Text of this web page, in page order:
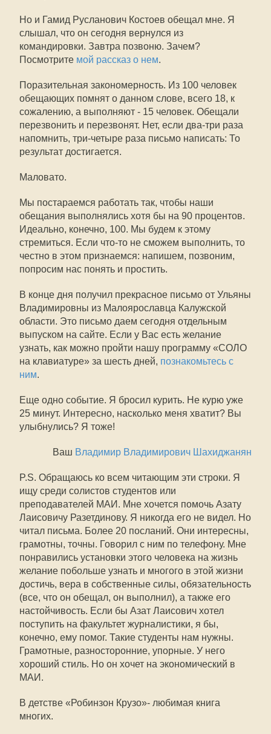
Но и Гамид Русланович Костоев обещал мне. Я
слышал, что он сегодня вернулся из
командировки. Завтра позвоню. Зачем?
Посмотрите мой рассказ о нем.
Поразительная закономерность. Из 100 человек
обещающих помнят о данном слове, всего 18, к
сожалению, а выполняют - 15 человек. Обещали
перезвонить и перезвонят. Нет, если два-три раза
напомнить, три-четыре раза письмо написать: То
результат достигается.
Маловато.
Мы постараемся работать так, чтобы наши
обещания выполнялись хотя бы на 90 процентов.
Идеально, конечно, 100. Мы будем к этому
стремиться. Если что-то не сможем выполнить, то
честно в этом признаемся: напишем, позвоним,
попросим нас понять и простить.
В конце дня получил прекрасное письмо от Ульяны
Владимировны из Малоярославца Калужской
области. Это письмо даем сегодня отдельным
выпуском на сайте. Если у Вас есть желание
узнать, как можно пройти нашу программу «СОЛО
на клавиатуре» за шесть дней, познакомьтесь с
ним.
Еще одно событие. Я бросил курить. Не курю уже
25 минут. Интересно, насколько меня хватит? Вы
улыбнулись? Я тоже!
Ваш Владимир Владимирович Шахиджанян
P.S. Обращаюсь ко всем читающим эти строки. Я
ищу среди солистов студентов или
преподавателей МАИ. Мне хочется помочь Азату
Лаисовичу Разетдинову. Я никогда его не видел. Но
читал письма. Более 20 посланий. Они интересны,
грамотны, точны. Говорил с ним по телефону. Мне
понравились установки этого человека на жизнь 
желание побольше узнать и многого в этой жизни
достичь, вера в собственные силы, обязательность
(все, что он обещал, он выполнил), а также его
настойчивость. Если бы Азат Лаисович хотел
поступить на факультет журналистики, я бы,
конечно, ему помог. Такие студенты нам нужны.
Грамотные, разносторонние, упорные. У него
хороший стиль. Но он хочет на экономический в
МАИ.
В детстве «Робинзон Крузо»- любимая книга
многих.